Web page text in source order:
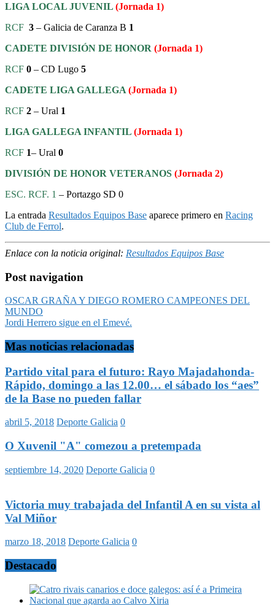
LIGA LOCAL JUVENIL (Jornada 1)
RCF 3 – Galicia de Caranza B 1
CADETE DIVISIÓN DE HONOR (Jornada 1)
RCF 0 – CD Lugo 5
CADETE LIGA GALLEGA (Jornada 1)
RCF 2 – Ural 1
LIGA GALLEGA INFANTIL (Jornada 1)
RCF 1– Ural 0
DIVISIÓN DE HONOR VETERANOS (Jornada 2)
ESC. RCF. 1 – Portazgo SD 0
La entrada Resultados Equipos Base aparece primero en Racing
Club de Ferrol.
Enlace con la noticia original: Resultados Equipos Base
Post navigation
OSCAR GRAÑA Y DIEGO ROMERO CAMPEONES DEL
MUNDO
Jordi Herrero sigue en el Emevé.
Mas noticias relacionadas
Partido vital para el futuro: Rayo Majadahonda-
Rápido, domingo a las 12.00… el sábado los “aes”
de la Base no pueden fallar
abril 5, 2018 Deporte Galicia 0
O Xuvenil "A" comezou a pretempada
septiembre 14, 2020 Deporte Galicia 0
Victoria muy trabajada del Infantil A en su vista al
Val Miñor
marzo 18, 2018 Deporte Galicia 0
Destacado